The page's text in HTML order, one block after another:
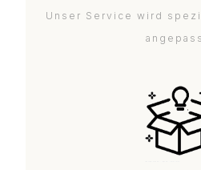
Unser Service wird